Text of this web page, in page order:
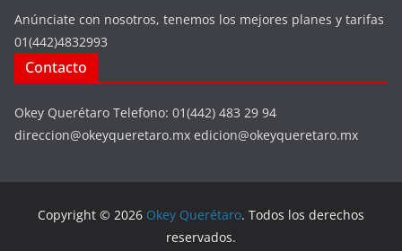
Anúnciate con nosotros, tenemos los mejores planes y tarifas
01(442)4832993
Contacto
Okey Querétaro Telefono: 01(442) 483 29 94
direccion@okeyqueretaro.mx edicion@okeyqueretaro.mx
Copyright © 2026 Okey Querétaro. Todos los derechos
reservados.